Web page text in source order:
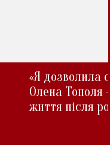
«Я дозволила
Олена Тополя
життя після